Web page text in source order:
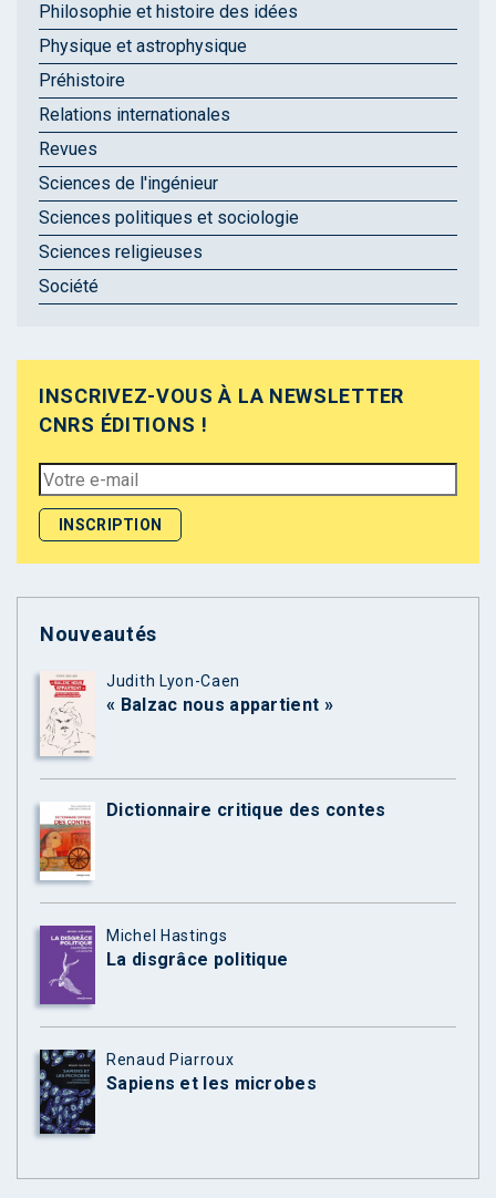
Philosophie et histoire des idées
Physique et astrophysique
Préhistoire
Relations internationales
Revues
Sciences de l'ingénieur
Sciences politiques et sociologie
Sciences religieuses
Société
INSCRIVEZ-VOUS À LA NEWSLETTER
CNRS ÉDITIONS !
Nouveautés
Judith Lyon-Caen
« Balzac nous appartient »
Dictionnaire critique des contes
Michel Hastings
La disgrâce politique
Renaud Piarroux
Sapiens et les microbes